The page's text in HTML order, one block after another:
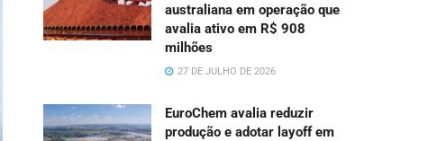
australiana em operação que
avalia ativo em R$ 908
milhões
27 DE JULHO DE 2026
EuroChem avalia reduzir
produção e adotar layoff em